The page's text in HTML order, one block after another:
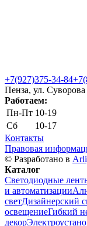
+7(927)375-34-84
Пенза, ул. Cуворова
Работаем:
Пн-Пт 10-19
Сб
10-17
Контакты
Правовая
© Разработано в
Каталог
Светодиодные
и автоматизации
светДизайнерский
освещениеГибкий
декор